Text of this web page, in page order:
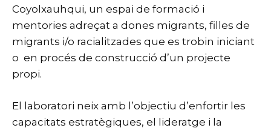
Coyolxauhqui, un espai de formació i
mentories adreçat a dones migrants, filles de
migrants i/o racialitzades que es trobin iniciant
o en procés de construcció d’un projecte
propi.
El laboratori neix amb l’objectiu d’enfortir les
capacitats estratègiques, el lideratge i la